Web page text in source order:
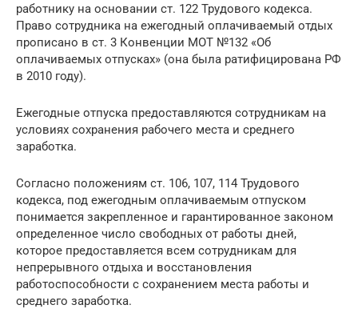
работнику на основании ст. 122 Трудового кодекса.
Право сотрудника на ежегодный оплачиваемый отдых
прописано в ст. 3 Конвенции МОТ №132 «Об
оплачиваемых отпусках» (она была ратифицирована РФ
в 2010 году).
Ежегодные отпуска предоставляются сотрудникам на
условиях сохранения рабочего места и среднего
заработка.
Согласно положениям ст. 106, 107, 114 Трудового
кодекса, под ежегодным оплачиваемым отпуском
понимается закрепленное и гарантированное законом
определенное число свободных от работы дней,
которое предоставляется всем сотрудникам для
непрерывного отдыха и восстановления
работоспособности с сохранением места работы и
среднего заработка.